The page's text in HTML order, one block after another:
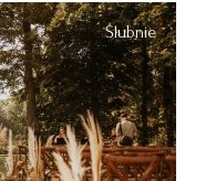
Ślubnie